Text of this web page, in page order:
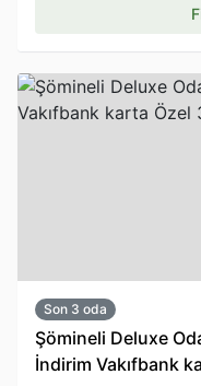
Son 3 oda
Şömineli Deluxe
İndirim Vakıfbank